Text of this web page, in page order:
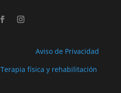
Aviso de Privacidad
Terapia física y rehabilitación